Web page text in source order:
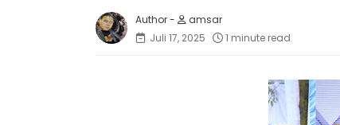
amsar
Juli 17, 2025
1 minute read